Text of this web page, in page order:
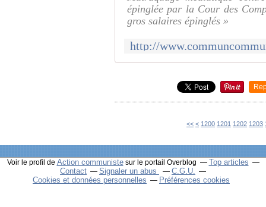
épinglée par la Cour des
gros salaires épinglés »
<< < 1200 1201 1202 1203
Voir le profil de Action communistesur le portail Overblog
Top articles
Contact
Signaler un abus
C.G.U.
Cookies et données personnelles
Préférences cookies